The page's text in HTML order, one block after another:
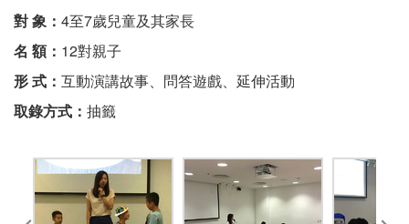
對 象： 4至7歲兒童及其家長
名 額： 12對親子
形 式： 互動演講故事、問答遊戲、延伸活動
取錄方式： 抽籤